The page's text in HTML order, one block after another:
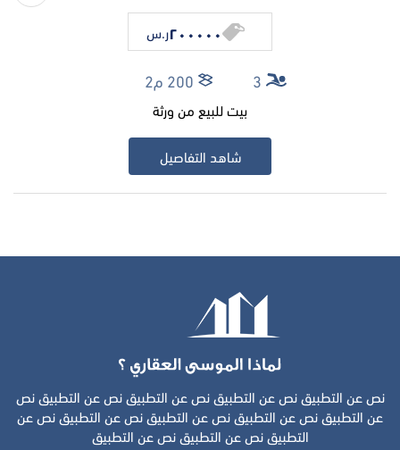
٢٠٠٠٠٠ر.س
3 200 م2
بيت للبيع من ورثة
شاهد التفاصيل
نص عن التطبيق نص عن التطبيق نص عن التطبيق نص عن التطبيق نص
عن التطبيق نص عن التطبيق نص عن التطبيق نص عن التطبيق نص عن
التطبيق نص عن التطبيق نص عن التطبيق